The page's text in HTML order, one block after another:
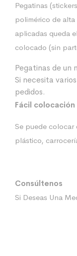
Pegatinas
polimérico de
aplicadas queda
colocado (sin
Pegatinas de un
Si necesita
pedidos.
Fácil colocación
Se puede colocar
plástico,
Consúltenos
Si Deseas Una